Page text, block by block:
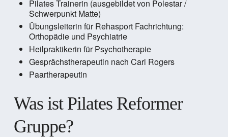
Pilates Trainerin (ausgebildet von Polestar /
Schwerpunkt Matte)
Übungsleiterin für Rehasport Fachrichtung:
Orthopädie und Psychiatrie
Heilpraktikerin für Psychotherapie
Gesprächstherapeutin nach Carl Rogers
Paartherapeutin
Was ist Pilates Reformer
Gruppe?